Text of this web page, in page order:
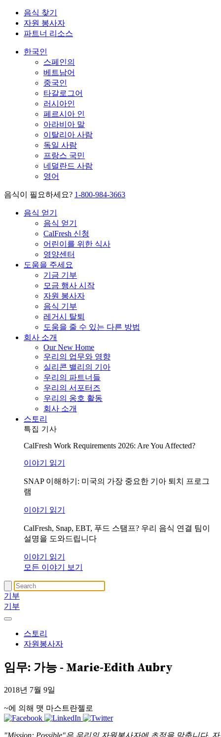
음식 찾기
자원 봉사자
파트너 리소스
한국인
스페인의
베트남어
중국인
타갈로그어
러시아인
페르시아 인
아라비아 말
이탈리아 사람
독일 사람
프랑스 국민
네덜란드 사람
영어
음식이 필요하세요? 1-800-984-3663
음식 얻기
음식 얻기
CalFresh 신청
어린이를 위한 식사
영양센터
도움을 주세요
기금 기부
모금 행사 시작
자원 봉사자
음식 기부
레거시 탈퇴
도움을 줄 수 있는 다른 방법
회사 소개
Our New Home
우리의 업무와 영향
실리콘 밸리의 기아
우리의 파트너들
우리의 서포터즈
우리의 옹호 활동
회사 소개
스토리
특집 기사
CalFresh Work Requirements 2026: Are You Affected?
이야기 읽기
SNAP 이해하기: 미국의 가장 중요한 기아 퇴치 프로그
램
이야기 읽기
CalFresh, Snap, EBT, 푸드 스탬프? 우리 음식 연결 팀이
설명을 도와드립니다
이야기 읽기
모든 이야기 보기
기부
기부
스토리
자원봉사자
임무: 가능 - Marie-Edith Aubry
2018년 7월 9일
~에 의해 맷 마스트란젤로
"Mission: Possible"은 우리의 자원봉사자에 초점을 맞춥니다.